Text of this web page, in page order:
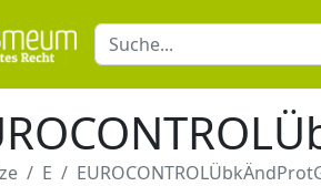
E